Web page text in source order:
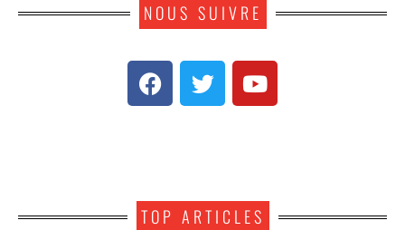
NOUS SUIVRE
TOP ARTICLES